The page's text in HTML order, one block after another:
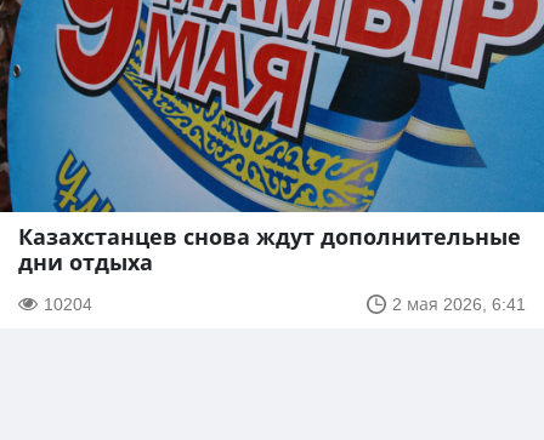
Казахстанцев снова ждут дополнительные
дни отдыха
10204 2 мая 2026, 6:41